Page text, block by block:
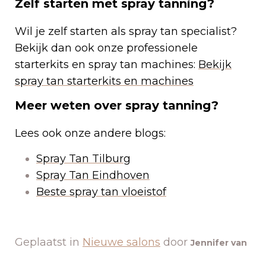
Zelf starten met spray tanning?
Wil je zelf starten als spray tan specialist?
Bekijk dan ook onze professionele
starterkits en spray tan machines: Bekijk
spray tan starterkits en machines
Meer weten over spray tanning?
Lees ook onze andere blogs:
Spray Tan Tilburg
Spray Tan Eindhoven
Beste spray tan vloeistof
Geplaatst in Nieuwe salons doorJennifer van